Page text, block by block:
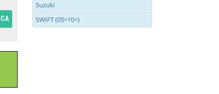
Suzuki
SWIFT (05>10<)